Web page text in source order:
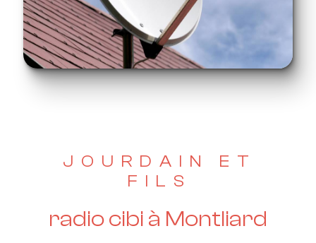
JOURDAIN ET
FILS
radio cibi à Montliard